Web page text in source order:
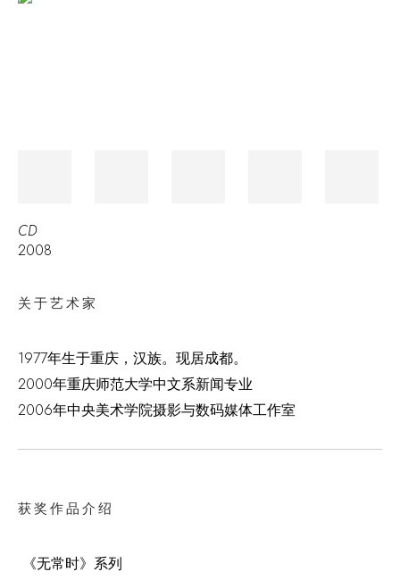
CD
2008
关于艺术家
1977年生于重庆，汉族。现居成都。
2000年重庆师范大学中文系新闻专业
2006年中央美术学院摄影与数码媒体工作室
获奖作品介绍
《无常时》系列